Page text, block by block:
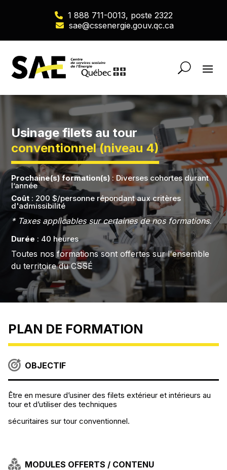
1 888 711-0013, poste 2322
sae@cssenergie.gouv.qc.ca
Usinage filets au tour
conventionnel (niveau 4)
Prochaine(s) formation(s) : Diverses cohortes durant
l’année
Coût : 200 $/personne répondant aux critères
d'admissibilité
* Taxes applicables sur certaines de nos formations.
Durée : 40 heures
Toutes nos formations sont offertes sur l'ensemble
du territoire du CSSÉ
PLAN DE FORMATION
OBJECTIF
Être en mesure d’usiner des filets extérieur et intérieurs au
tour et d’utiliser des techniques
sécuritaires sur tour conventionnel.
MODULES OFFERTS / CONTENU